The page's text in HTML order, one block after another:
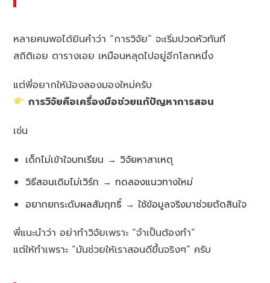
หลายคนพอได้ยินคำว่า “การวิจัย” จะเริ่มปวดหัวทันที
สถิติเอย ตารางเอย เหมือนหลุดไปอยู่อีกโลกหนึ่ง
แต่พี่อยากให้น้องลองมองใหม่ครับ
การวิจัยคือเครื่องมือช่วยแก้ปัญหาการสอน
เช่น
เด็กไม่เข้าใจบทเรียน → วิจัยหาสาเหตุ
วิธีสอนเดิมไม่เวิร์ก → ทดลองแนวทางใหม่
อยากยกระดับผลสัมฤทธิ์ → ใช้ข้อมูลจริงมาช่วยตัดสินใจ
พี่แนะนำว่า อย่าทำวิจัยเพราะ “จำเป็นต้องทำ”
แต่ให้ทำเพราะ “มันช่วยให้เราสอนดีขึ้นจริงๆ” ครับ